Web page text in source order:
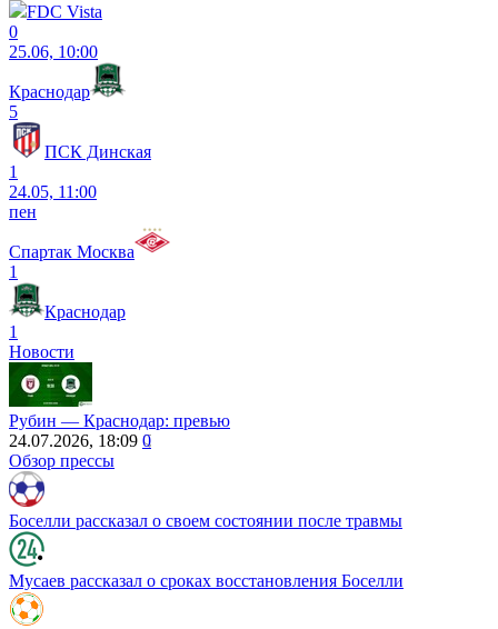
FDC Vista
0
25.06, 10:00
Краснодар
5
ПСК Динская
1
24.05, 11:00
пен
Спартак Москва
1
Краснодар
1
Новости
Рубин ― Краснодар: превью
24.07.2026, 18:09 0
Обзор прессы
Боселли рассказал о своем состоянии после травмы
Мусаев рассказал о сроках восстановления Боселли